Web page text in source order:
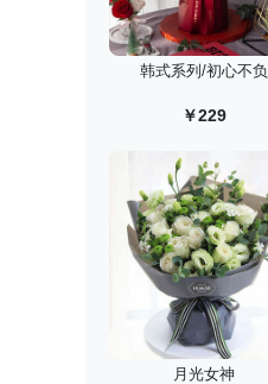
韩式系列/初心不负
￥229
月光女神